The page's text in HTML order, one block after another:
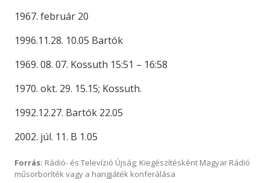
1967. február 20
1996.11.28. 10.05 Bartók
1969. 08. 07. Kossuth 15:51 – 16:58
1970. okt. 29. 15.15; Kossuth.
1992.12.27. Bartók 22.05
2002. júl. 11. B 1.05
Forrás: Rádió- és Televízió Újság; Kiegészítésként Magyar Rádió
műsorboríték vagy a hangjáték konferálása